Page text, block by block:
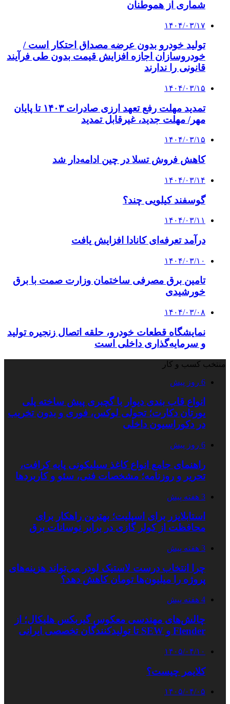
شماری از هموطنان
۱۴۰۴/۰۳/۱۷
تولید خودرو بدون عرضه مصداق احتکار است /
خودروسازان اجازه افزایش قیمت بدون طی فرآیند
قانونی را ندارند
۱۴۰۴/۰۳/۱۵
تمدید مهلت رفع تعهد ارزی صادرات ۱۴۰۳ تا پایان
مهر/ مهلت جدید، غیرقابل تمدید
۱۴۰۴/۰۳/۱۵
کاهش فروش تسلا در چین ادامه‌دار شد
۱۴۰۴/۰۳/۱۴
گوسفند کیلویی چند؟
۱۴۰۴/۰۳/۱۱
درآمد تعرفه‌ای کانادا افزایش یافت
۱۴۰۴/۰۳/۱۰
تامین برق مصرفی ساختمان وزارت صمت با برق
خورشیدی
۱۴۰۴/۰۳/۰۸
نمایشگاه قطعات خودرو، حلقه اتصال زنجیره تولید
و سرمایه‌گذاری داخلی است
منتخب کسب و کار
6 روز پیش
انواع قاب بندی دیوار با گچبری پیش ساخته پلی
یورتان دکارت؛ تحولی لوکس، فوری و بدون تخریب
در دکوراسیون داخلی
6 روز پیش
راهنمای جامع انواع کاغذ سیلیکونی پایه کرافت،
تحریر و روزنامه؛ مشخصات فنی، سئو و کاربردها
3 هفته پیش
استابلایزر برای اسپلیت؛ بهترین راهکار برای
محافظت از کولر گازی در برابر نوسانات برق
3 هفته پیش
چرا انتخاب درست لاستیک لودر می‌تواند هزینه‌های
پروژه را میلیون‌ها تومان کاهش دهد؟
4 هفته پیش
چالش‌های مهندسی معکوس گیربکس هلیکال؛ از
Flender و SEW تا تولیدکنندگان تخصصی ایرانی
۱۴۰۵/۰۴/۱۰
کلایمر چیست؟
۱۴۰۵/۰۴/۰۵